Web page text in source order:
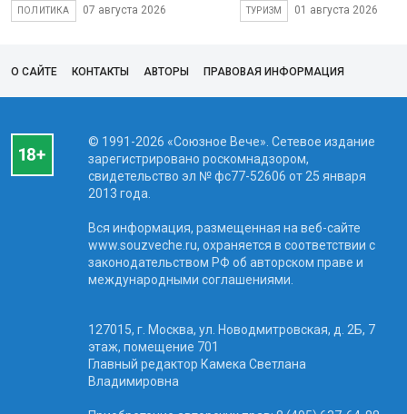
ПОЛИТИКА 07 августа 2026 ТУРИЗМ 01 августа 2026
О САЙТЕ КОНТАКТЫ АВТОРЫ ПРАВОВАЯ ИНФОРМАЦИЯ
© 1991-2026 «Союзное Вече». Сетевое издание
зарегистрировано роскомнадзором,
свидетельство эл № фc77-52606 от 25 января
2013 года.
Вся информация, размещенная на веб-сайте
www.souzveche.ru, охраняется в соответствии с
законодательством РФ об авторском праве и
международными соглашениями.
127015, г. Москва, ул. Новодмитровская, д. 2Б, 7
этаж, помещение 701
Главный редактор Камека Светлана
Владимировна